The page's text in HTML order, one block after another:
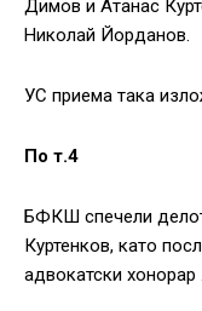
Димов и Атанас
Николай Йорданов.
УС приема така
По т.4
БФКШ спечели
Куртенков, като
адвокатски хонорар .